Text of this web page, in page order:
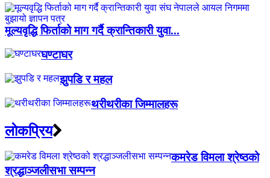
मूल्यवृद्धि फिर्ताको माग गर्दै क्रान्तिकारी युवा...
घण्टाघर
झुपडि र महल
थरीथरीका जिम्मालहरू
लाेकप्रिय
कमरेड विमला श्रेष्ठको
श्रद्धाञ्जलीसभा सम्पन्न